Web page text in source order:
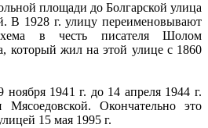
площади до Болгарской улица
В 1928 г. улицу переименовывают
в честь писателя Шолом
который жил на этой улице с 1860
1941 г. до 14 апреля 1944 г.
Мясоедовской. Окончательно это
15 мая 1995 г.